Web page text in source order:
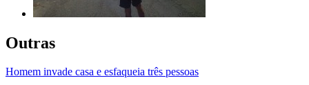
Outras
Homem invade casa e esfaqueia três pessoas